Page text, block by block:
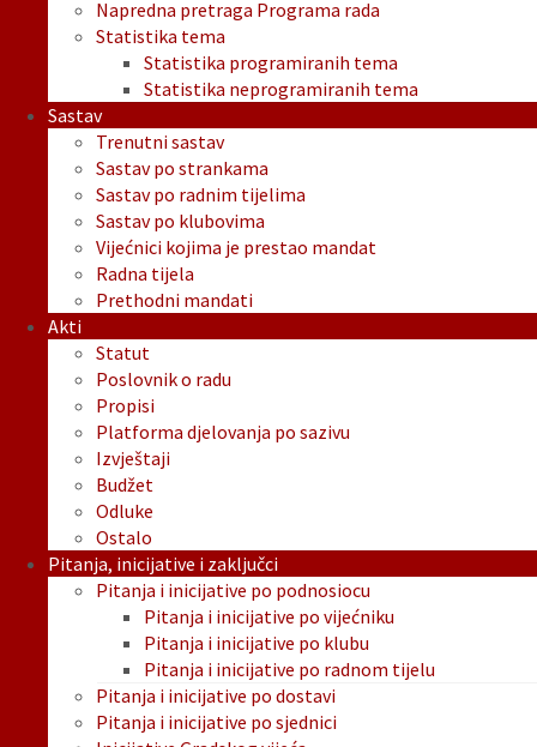
Napredna pretraga Programa rada
Statistika tema
Statistika programiranih tema
Statistika neprogramiranih tema
Sastav
Trenutni sastav
Sastav po strankama
Sastav po radnim tijelima
Sastav po klubovima
Vijećnici kojima je prestao mandat
Radna tijela
Prethodni mandati
Akti
Statut
Poslovnik o radu
Propisi
Platforma djelovanja po sazivu
Izvještaji
Budžet
Odluke
Ostalo
Pitanja, inicijative i zaključci
Pitanja i inicijative po podnosiocu
Pitanja i inicijative po vijećniku
Pitanja i inicijative po klubu
Pitanja i inicijative po radnom tijelu
Pitanja i inicijative po dostavi
Pitanja i inicijative po sjednici